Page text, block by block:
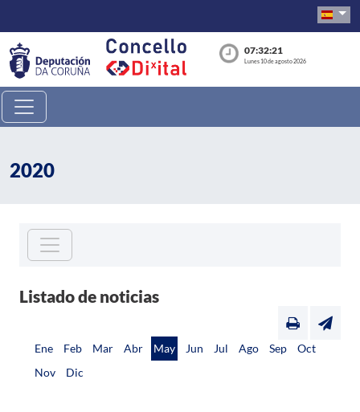
07:32:21
Lunes 10 de agosto 2026
2020
Listado de noticias
Ene Feb Mar Abr May Jun Jul Ago Sep
Oct
Nov
Dic